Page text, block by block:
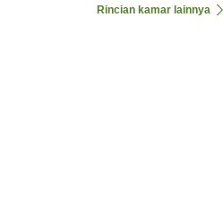
Rincian kamar lainnya